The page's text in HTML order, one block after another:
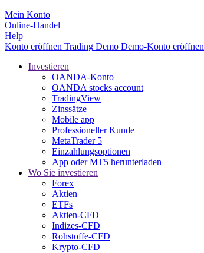
Mein Konto
Online-Handel
Help
Konto eröffnen Trading Demo Demo-Konto eröffnen
Investieren
OANDA-Konto
OANDA stocks account
TradingView
Zinssätze
Mobile app
Professioneller Kunde
MetaTrader 5
Einzahlungsoptionen
App oder MT5 herunterladen
Wo Sie investieren
Forex
Aktien
ETFs
Aktien-CFD
Indizes-CFD
Rohstoffe-CFD
Krypto-CFD